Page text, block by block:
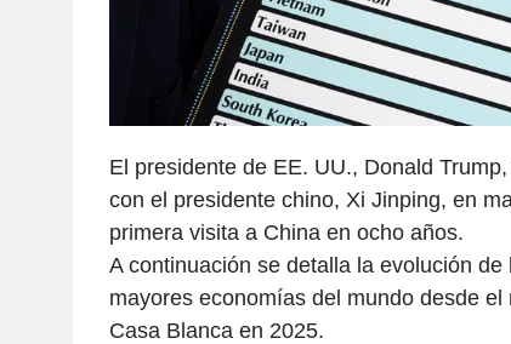
El presidente de EE. UU., Donald
con el presidente chino, Xi Jinping, en
primera visita a China en ocho años.
A continuación se detalla la evolución
mayores economías del mundo desde el
Casa Blanca en 2025.